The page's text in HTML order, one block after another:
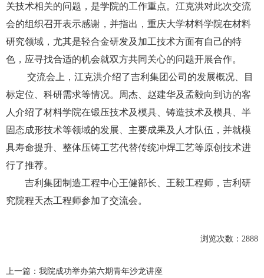
关技术相关的问题，是学院的工作重点。 江克洪对此次交流
会的组织召开表示感谢，并指出，重庆大学材料学院在材料
研究领域 ，尤其是轻合金研发及加工技术方面有自己的特
色，应寻找合适的机会就双方共同关心的问题开展合作。
交流会上， 江克洪介绍了吉利集团公司的发展概况、目
标定位、科研需求等情况。
周杰、赵建华及孟毅向到访的客
人介绍了材料学院在锻压技术及模具、铸造技术及模具、半
固态成形技术等领域的发展、主要成果及人才队伍，并就模
具寿命提升、整体压铸工艺代替传统冲焊工艺等原创技术进
行了推荐。
吉利集团制造工程中心王健部长、王毅工程师，吉利研
究院程天杰工程师参加了交流会。
浏览次数： 2888
上一篇： 我院成功举办第六期青年沙龙讲座